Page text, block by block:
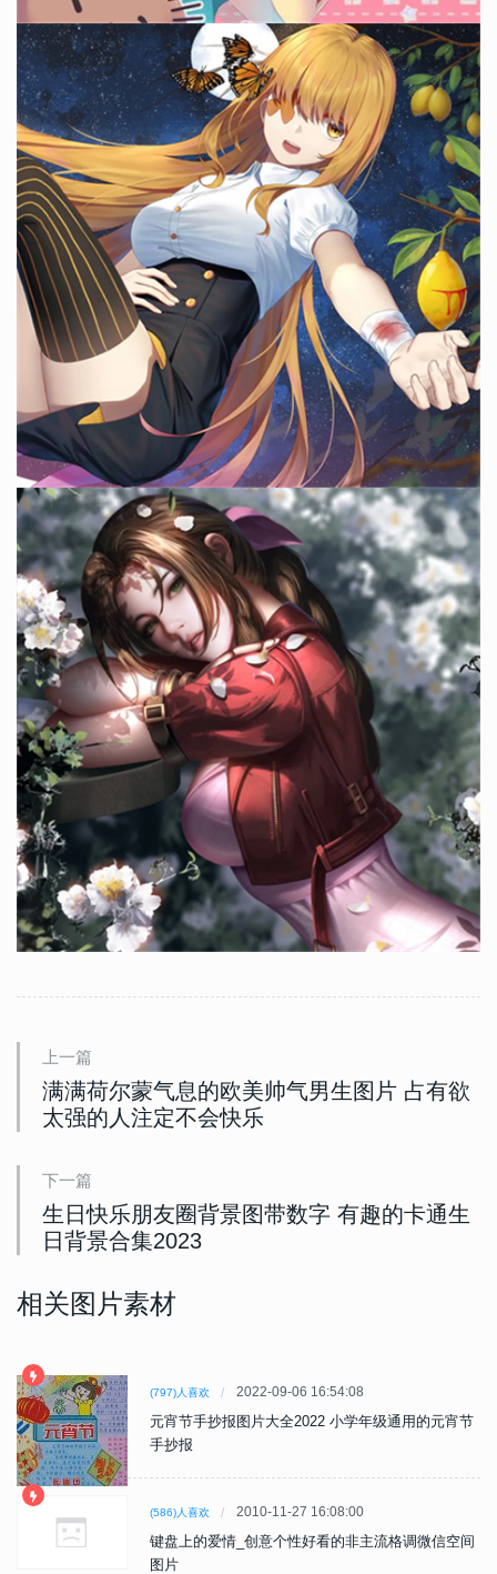
上一篇
满满荷尔蒙气息的欧美帅气男生图片 占有欲
太强的人注定不会快乐
下一篇
生日快乐朋友圈背景图带数字 有趣的卡通生
日背景合集2023
相关图片素材
(797)人喜欢 2022-09-06 16:54:08
元宵节手抄报图片大全2022 小学年级通用的元宵节
手抄报
(586)人喜欢 2010-11-27 16:08:00
键盘上的爱情_创意个性好看的非主流格调微信空间
图片